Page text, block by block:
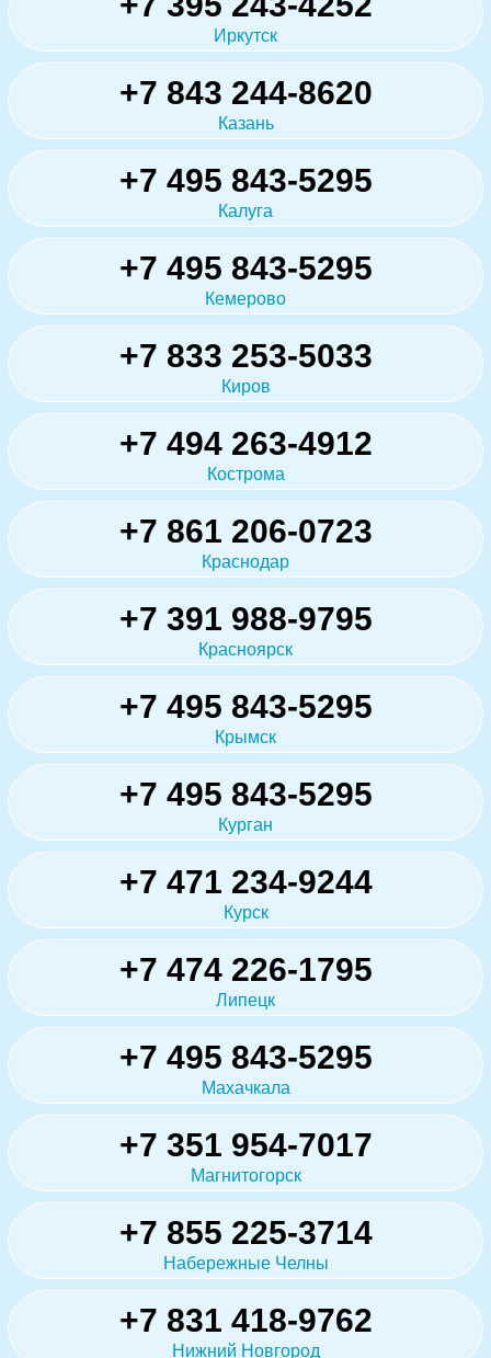
Иркутск
+7 843 244-8620
Казань
+7 495 843-5295
Калуга
+7 495 843-5295
Кемерово
+7 833 253-5033
Киров
+7 494 263-4912
Кострома
+7 861 206-0723
Краснодар
+7 391 988-9795
Красноярск
+7 495 843-5295
Крымск
+7 495 843-5295
Курган
+7 471 234-9244
Курск
+7 474 226-1795
Липецк
+7 495 843-5295
Махачкала
+7 351 954-7017
Магнитогорск
+7 855 225-3714
Набережные Челны
+7 831 418-9762
Нижний Новгород